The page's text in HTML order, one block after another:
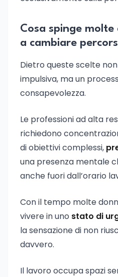
Cosa spinge
a cambiare
Dietro queste scelte
impulsiva, ma un
consapevolezza.
Le professioni ad alta
richiedono
di obiettivi complessi,
una presenza mentale
anche fuori dall’orario
Con il tempo molte
vivere in uno stato di
la sensazione di non
davvero.
Il lavoro occupa spazi